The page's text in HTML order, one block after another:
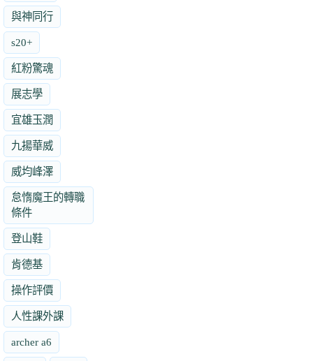
與神同行
s20+
紅粉驚魂
展志學
宜雄玉潤
九揚華威
威均峰澤
怠惰魔王的轉職
條件
登山鞋
肯德基
操作評價
人性課外課
archer a6